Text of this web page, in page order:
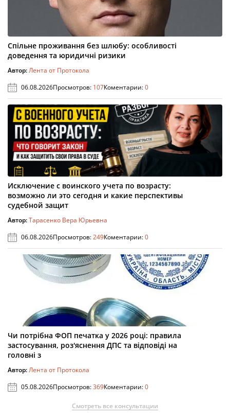
Спільне проживання без шлюбу: особливості
доведення та юридичні ризики
Автор:Лента от Протокола
06.08.2026Просмотров: 107Коментарии:0
Исключение с воинского учета по возрасту:
возможно ли это сегодня и какие перспективы
судебной защит
Автор:Тарасенко Вера Юрьевна
06.08.2026Просмотров:249Коментарии:0
Чи потрібна ФОП печатка у 2026 році: правила
застосування, роз'яснення ДПС та відповіді на
головні з
Автор:Лента от Протокола
05.08.2026Просмотров:369Коментарии:0
Смотреть все консультации